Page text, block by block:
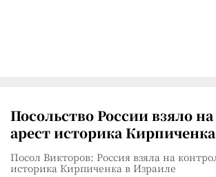
Посольство России взяло
арест историка
Посол Викторов: Россия взяла на
историка Кирпиченка в Израиле